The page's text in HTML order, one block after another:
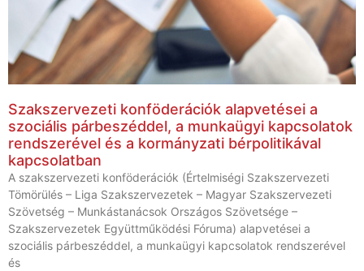
Szakszervezeti konföderációk alapvetései a
szociális párbeszéddel, a munkaügyi kapcsolatok
rendszerével és a kormányzati bérpolitikával
kapcsolatban
A szakszervezeti konföderációk (Értelmiségi Szakszervezeti
Tömörülés – Liga Szakszervezetek – Magyar Szakszervezeti
Szövetség – Munkástanácsok Országos Szövetsége –
Szakszervezetek Együttműködési Fóruma) alapvetései a
szociális párbeszéddel, a munkaügyi kapcsolatok rendszerével
és